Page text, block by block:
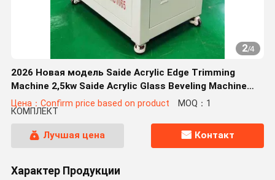
2/4
2026 Новая модель Saide Acrylic Edge Trimming
Machine 2,5kw Saide Acrylic Glass Beveling Machine
(Машина для резки краев акрилового стекла)
Цена：Confirm price based on product MOQ：1
КОМПЛЕКТ
Лучшая цена Контакт
Характер Продукции